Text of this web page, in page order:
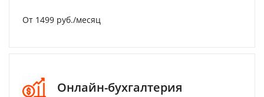
От 1499 руб./месяц
Онлайн-бухгалтерия